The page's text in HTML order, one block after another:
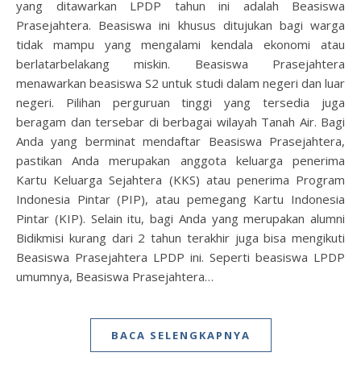
yang ditawarkan LPDP tahun ini adalah Beasiswa
Prasejahtera. Beasiswa ini khusus ditujukan bagi warga
tidak mampu yang mengalami kendala ekonomi atau
berlatarbelakang miskin. Beasiswa Prasejahtera
menawarkan beasiswa S2 untuk studi dalam negeri dan luar
negeri. Pilihan perguruan tinggi yang tersedia juga
beragam dan tersebar di berbagai wilayah Tanah Air. Bagi
Anda yang berminat mendaftar Beasiswa Prasejahtera,
pastikan Anda merupakan anggota keluarga penerima
Kartu Keluarga Sejahtera (KKS) atau penerima Program
Indonesia Pintar (PIP), atau pemegang Kartu Indonesia
Pintar (KIP). Selain itu, bagi Anda yang merupakan alumni
Bidikmisi kurang dari 2 tahun terakhir juga bisa mengikuti
Beasiswa Prasejahtera LPDP ini. Seperti beasiswa LPDP
umumnya, Beasiswa Prasejahtera…
BACA SELENGKAPNYA